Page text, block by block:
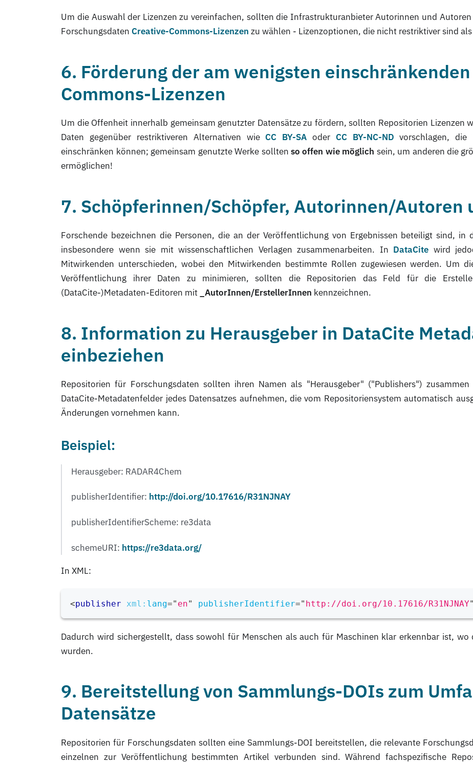
Um die Auswahl der Lizenzen zu vereinfachen, sollten die Infrastrukturanbieter Autorinnen und
Forschungsdaten Creative-Commons-Lizenzen zu wählen - Lizenzoptionen, die nicht restriktiver sind als
6. Förderung der am wenigsten
Commons-Lizenzen
Um die Offenheit innerhalb gemeinsam genutzter Datensätze zu fördern, sollten Repositorien Lizenzen
Daten gegenüber restriktiveren Alternativen wie CC BY-SA oder CC BY-NC-ND vorschlagen, die
einschränken können; gemeinsam genutzte Werke sollten so offen wie möglich sein, um anderen die
ermöglichen!
7. Schöpferinnen/Schöpfer, Autorinnen/Autoren
Forschende bezeichnen die Personen, die an der Veröffentlichung von Ergebnissen beteiligt sind,
insbesondere wenn sie mit wissenschaftlichen Verlagen zusammenarbeiten. In DataCite wird
Mitwirkenden unterschieden, wobei den Mitwirkenden bestimmte Rollen zugewiesen werden. Um
Veröffentlichung ihrer Daten zu minimieren, sollten die Repositorien das Feld für die
(DataCite-)Metadaten-Editoren mit
_AutorInnen/ErstellerInnen kennzeichnen.
8. Information zu Herausgeber in DataCite
einbeziehen
Repositorien für Forschungsdaten sollten ihren Namen als "Herausgeber" ("Publishers")
DataCite-Metadatenfelder jedes Datensatzes aufnehmen, die vom Repositoriensystem automatisch
Änderungen vornehmen kann.
Beispiel:
Herausgeber: RADAR4Chem
publisherIdentifier: http://doi.org/10.17616/R31NJNAY
publisherIdentifierScheme: re3data
schemeURI: https://re3data.org/
In XML:
<publisher xml: lang=" en" publisherIdentifier=" http://doi.org/10.17616/R31NJNAY"
Dadurch wird sichergestellt, dass sowohl für Menschen als auch für Maschinen klar erkennbar ist,
wurden.
9. Bereitstellung von Sammlungs-DOIs zum
Datensätze
Repositorien für Forschungsdaten sollten eine Sammlungs-DOI bereitstellen, die relevante
einzelnen zur Veröffentlichung bestimmten Artikel verbunden sind. Während fachspezifische